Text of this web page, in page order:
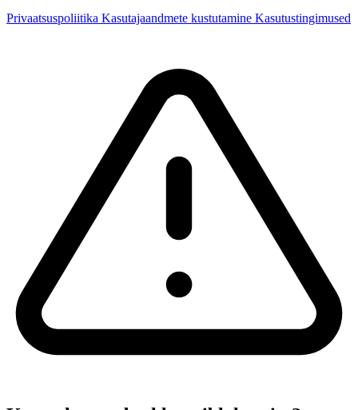
Privaatsuspoliitika Kasutajaandmete kustutamine Kasutustingimused